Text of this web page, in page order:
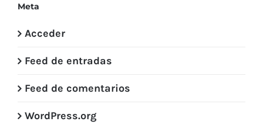
Meta
Acceder
Feed de entradas
Feed de comentarios
WordPress.org